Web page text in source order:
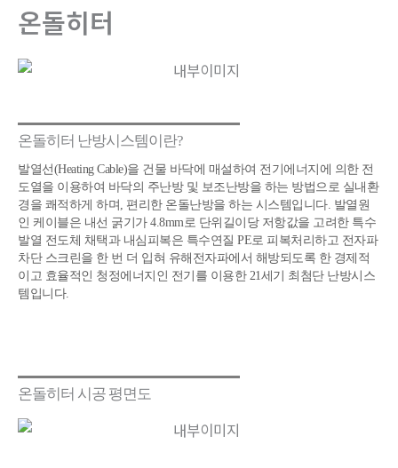
온돌히터
온돌히터 난방시스템이란?
발열선(Heating Cable)을 건물 바닥에 매설하여 전기에너지에 의한 전
도열을 이용하여 바닥의 주난방 및 보조난방을 하는 방법으로 실내환
경을 쾌적하게 하며, 편리한 온돌난방을 하는 시스템입니다. 발열원
인 케이블은 내선 굵기가 4.8mm로 단위길이당 저항값을 고려한 특수
발열 전도체 채택과 내심피복은 특수연질 PE로 피복처리하고 전자파
차단 스크린을 한 번 더 입혀 유해전자파에서 해방되도록 한 경제적
이고 효율적인 청정에너지인 전기를 이용한 21세기 최첨단 난방시스
템입니다.
온돌히터 시공 평면도